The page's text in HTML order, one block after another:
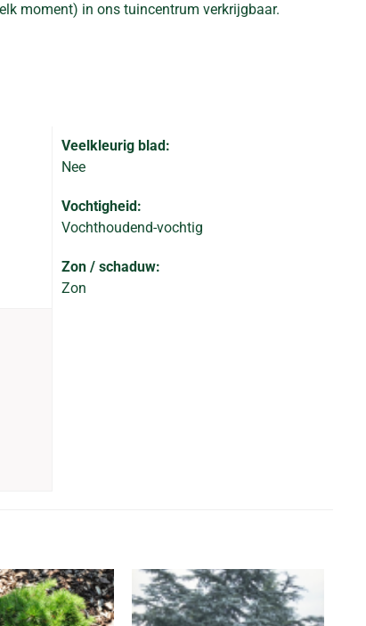
moment) in ons tuincentrum verkrijgbaar.
Veelkleurig blad:
Nee
Vochtigheid:
Vochthoudend-vochtig
Zon / schaduw:
Zon